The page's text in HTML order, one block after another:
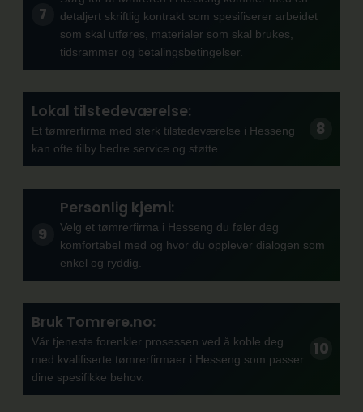
detaljert skriftlig kontrakt som spesifiserer arbeidet
som skal utføres, materialer som skal brukes,
tidsrammer og betalingsbetingelser.
Lokal tilstedeværelse:
Et tømrerfirma med sterk tilstedeværelse i Hesseng
kan ofte tilby bedre service og støtte.
Personlig kjemi:
Velg et tømrerfirma i Hesseng du føler deg
komfortabel med og hvor du opplever dialogen som
enkel og ryddig.
Bruk Tomrere.no:
Vår tjeneste forenkler prosessen ved å koble deg
med kvalifiserte tømrerfirmaer i Hesseng som passer
dine spesifikke behov.